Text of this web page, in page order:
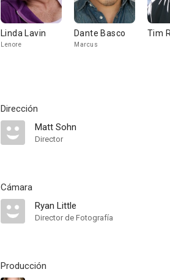
Linda Lavin
Lenore
Dante Basco
Marcus
Tim
Dirección
Matt Sohn
Director
Cámara
Ryan Little
Director de Fotografía
Producción